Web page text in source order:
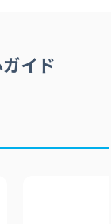
イド